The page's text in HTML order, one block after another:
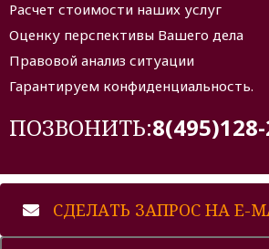
Расчет стоимости наших услуг
Оценку перспективы Вашего дела
Правовой анализ ситуации
Гарантируем конфиденциальность.
ПОЗВОНИТЬ:
СДЕЛАТЬ ЗАПРОС НА E-